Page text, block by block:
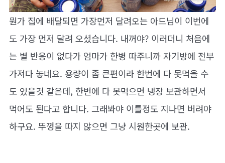
뭔가 집에 배달되면 가장먼저 달려오는 아드님이 이번에
도 가장 먼저 달려 오셨습니다. 내꺼야? 이러더니 처음에
는 별 반응이 없다가 엄마가 한병 따주니까 자기방에 전부
가져다 놓네요. 용량이 좀 큰편이라 한번에 다 못먹을 수
도 있을것 같은데, 한번에 다 못먹으면 냉장 보관하면서
먹어도 된다고 합니다. 그래봐야 이틀정도 지나면 버려야
하구요. 뚜껑을 따지 않으면 그냥 시원한곳에 보관.